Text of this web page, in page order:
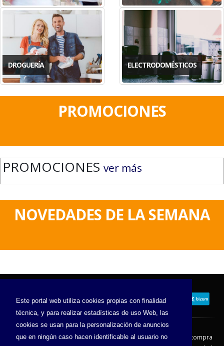
Este portal web utiliza cookies propias con finalidad
técnica, y para realizar estadísticas de uso Web, las
cookies se usan para la personalización de anuncios
que en ningún caso hacen identificable al usuario no
DROGUERÍA ELECTRODOMÉSTICOS
PROMOCIONES
PROMOCIONES ver más
NOVEDADES DE LA SEMANA
Contacto Aviso Legal
Condiciones de compra